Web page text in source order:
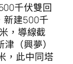
千伏雙回
新建500千
，導線截
（興夢）
，此中同塔